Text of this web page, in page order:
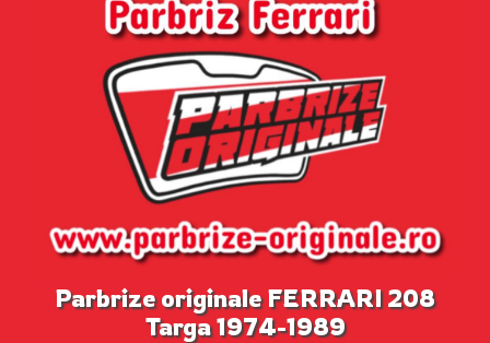
Parbrize originale FERRARI 208
Targa 1974-1989